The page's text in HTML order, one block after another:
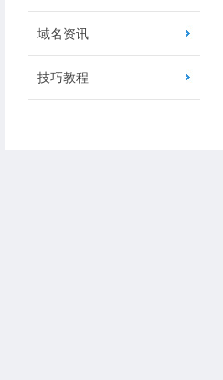
域名资讯
技巧教程